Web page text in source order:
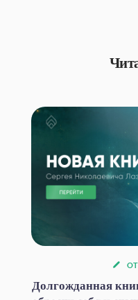
ОТ
Долгожданная